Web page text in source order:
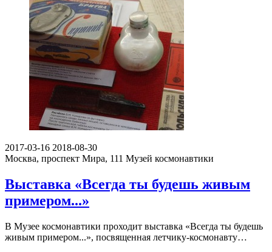
2017-03-16 2018-08-30
Москва, проспект Мира, 111 Музей космонавтики
Выставка «Всегда ты будешь живым
примером...»
В Музее космонавтики проходит выставка «Всегда ты будешь
живым примером...», посвященная летчику-космонавту…